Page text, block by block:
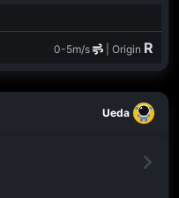
0-5m/s | Origin R
Ueda